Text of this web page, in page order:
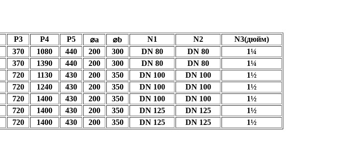
P3 P4 P5 ⌀a ⌀b N1 N2
N3(дюйм)
370 1080 440 200 300 DN 80 DN 80
1¼
370 1390 440 200 300 DN 80 DN 80
1¼
720 1130 430 200 350 DN 100 DN 100
1½
720 1240 430 200 350 DN 100 DN 100
1½
720 1400 430 200 350 DN 100 DN 100
1½
720 1400 430 200 350 DN 125 DN 125
1½
720 1400 430 200 350 DN 125 DN 125 1½